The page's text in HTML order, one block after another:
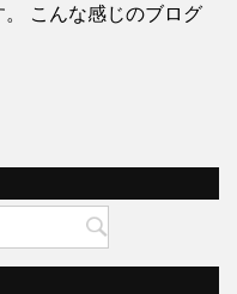
こんな感じのブログ